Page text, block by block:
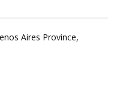
Aires Province,